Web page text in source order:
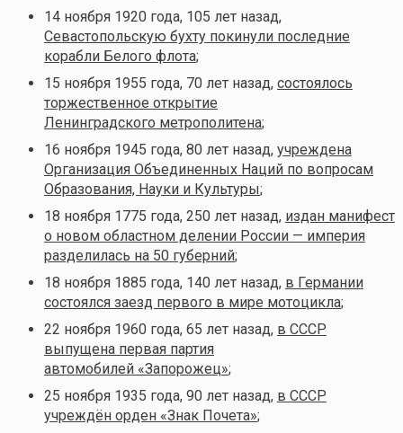
14 ноября 1920 года, 105 лет назад,
Севастопольскую бухту покинули последние
корабли Белого флота;
15 ноября 1955 года, 70 лет назад, состоялось
торжественное открытие
Ленинградского метрополитена;
16 ноября 1945 года, 80 лет назад, учреждена
Организация Объединенных Наций по вопросам
Образования, Науки и Культуры;
18 ноября 1775 года, 250 лет назад, издан манифест
о новом областном делении России — империя
разделилась на 50 губерний;
18 ноября 1885 года, 140 лет назад, в Германии
состоялся заезд первого в мире мотоцикла;
22 ноября 1960 года, 65 лет назад, в СССР
выпущена первая партия
автомобилей «Запорожец»;
25 ноября 1935 года, 90 лет назад, в СССР
учреждён орден «Знак Почета»;